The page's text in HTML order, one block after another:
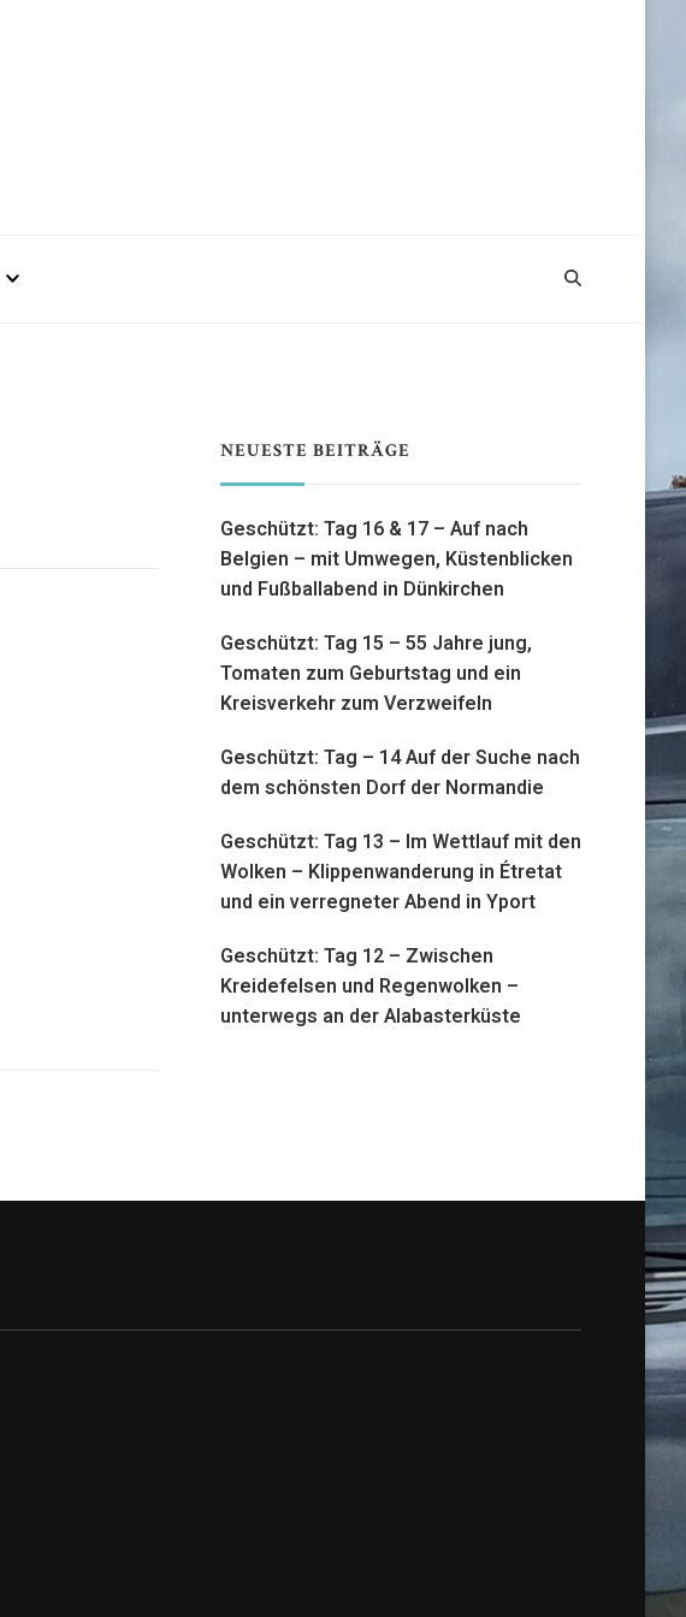
NEUESTE BEITRÄGE
Geschützt: Tag 16 & 17 – Auf nach
Belgien – mit Umwegen, Küstenblicken
und Fußballabend in Dünkirchen
Geschützt: Tag 15 – 55 Jahre jung,
Tomaten zum Geburtstag und ein
Kreisverkehr zum Verzweifeln
Geschützt: Tag – 14 Auf der Suche nach
dem schönsten Dorf der Normandie
Geschützt: Tag 13 – Im Wettlauf mit den
Wolken – Klippenwanderung in Étretat
und ein verregneter Abend in Yport
Geschützt: Tag 12 – Zwischen
Kreidefelsen und Regenwolken –
unterwegs an der Alabasterküste